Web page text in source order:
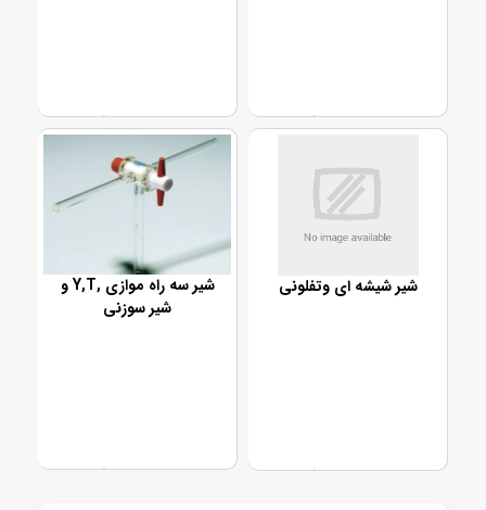
تماس بگیرید تماس بگیرید
شیر شیشه ای وتفلونی
تماس بگیرید
شیر سه راه موازی ,Y,T و
شیر سوزنی
تماس بگیرید